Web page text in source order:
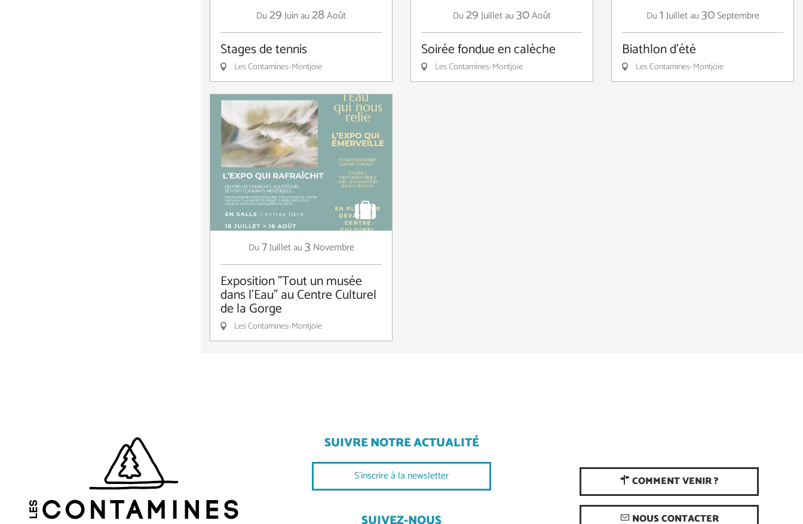
Du 29Juinau 28Août
Stages de tennis
Les Contamines-Montjoie
Du 29Juilletau 30Août
Soirée fondue en calèche
Les Contamines-Montjoie
Du 1 Juilletau 30Septembre
Biathlon d'été
Les Contamines-Montjoie
Du 7Juilletau 3 Novembre
Exposition "Tout un musée
dans l'Eau" au Centre Culturel
de la Gorge
Les Contamines-Montjoie
SUIVRE NOTRE ACTUALITÉ
S'inscrire à la newsletter COMMENT VENIR ?
NOUS CONTACTER